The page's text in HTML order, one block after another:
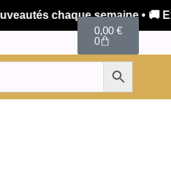
chaque semaine • 🚚
0,00 €
0